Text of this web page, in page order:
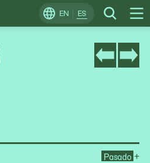
EN ES Search
Change
Locale
Pasado +